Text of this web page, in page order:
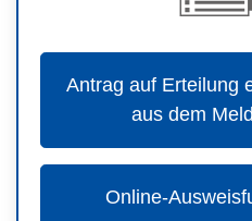
Antrag auf Erteilung
aus dem
Online-